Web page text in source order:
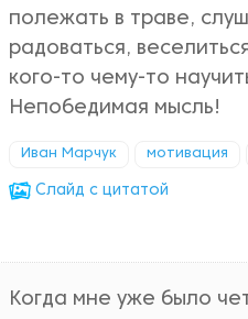
полежать в траве,
радоваться,
кого-то чему-то
Непобедимая мысль!
Иван Марчук мотивация
Cлайд с цитатой
Когда мне уже было